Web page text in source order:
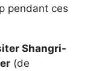
pendant ces
Shangri-
(de